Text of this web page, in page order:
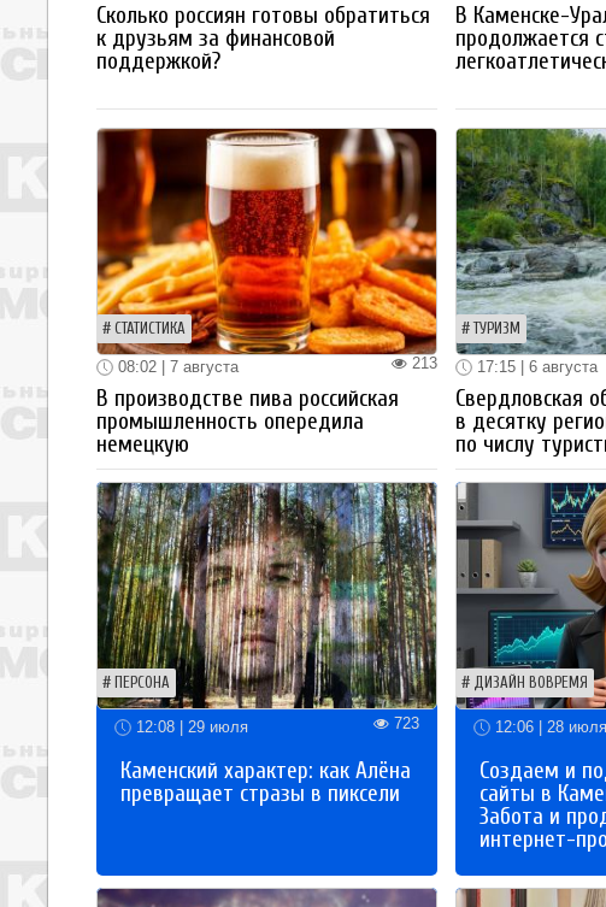
Сколько россиян готовы обратиться
к друзьям за финансовой
поддержкой?
В Каменске-
продолжается
СТАТИСТИКА
213
08:02 | 7 августа
В производстве пива российская
промышленность опередила
немецкую
ТУРИЗМ
17:15 | 6 августа
Свердловская
в десятку
по числу
ПЕРСОНА
12:08 | 29 июля 723
Каменский характер: как Алёна
превращает стразы в пиксели
ДИЗАЙН ВОВРЕМЯ
12:06 | 28 июля
Создаем и
сайты в
Забота и
интернет-